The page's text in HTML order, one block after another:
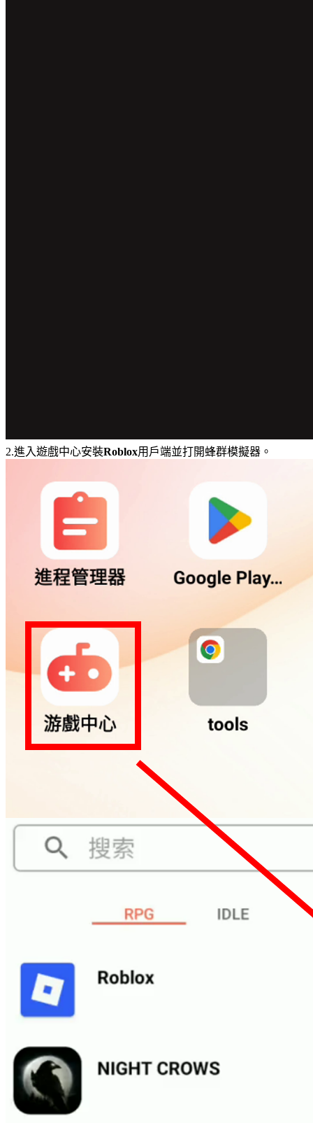
2.進入遊戲中心安裝Roblox用戶端並打開蜂群模擬器。